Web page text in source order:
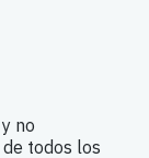
no
todos los